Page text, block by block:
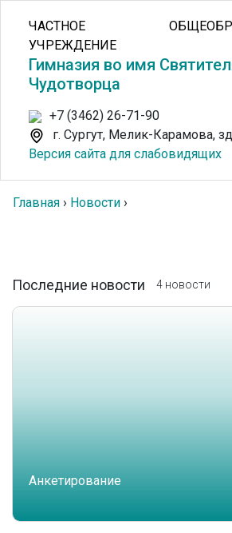
ЧАСТНОЕ
УЧРЕЖДЕНИЕ
Гимназия во имя
Чудотворца
+7 (3462) 26-71-90
г. Сургут, Мелик-Карамова,
Версия сайта для слабовидящих
Главная › Новости ›
Последние новости 4 новости
Анкетирование